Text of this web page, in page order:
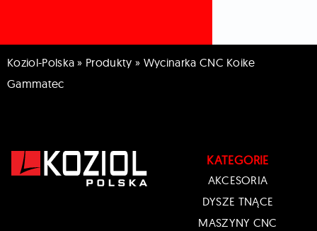
Koziol-Polska » Produkty » Wycinarka CNC Koike
Gammatec
KATEGORIE
AKCESORIA
DYSZE TNĄCE
MASZYNY CNC